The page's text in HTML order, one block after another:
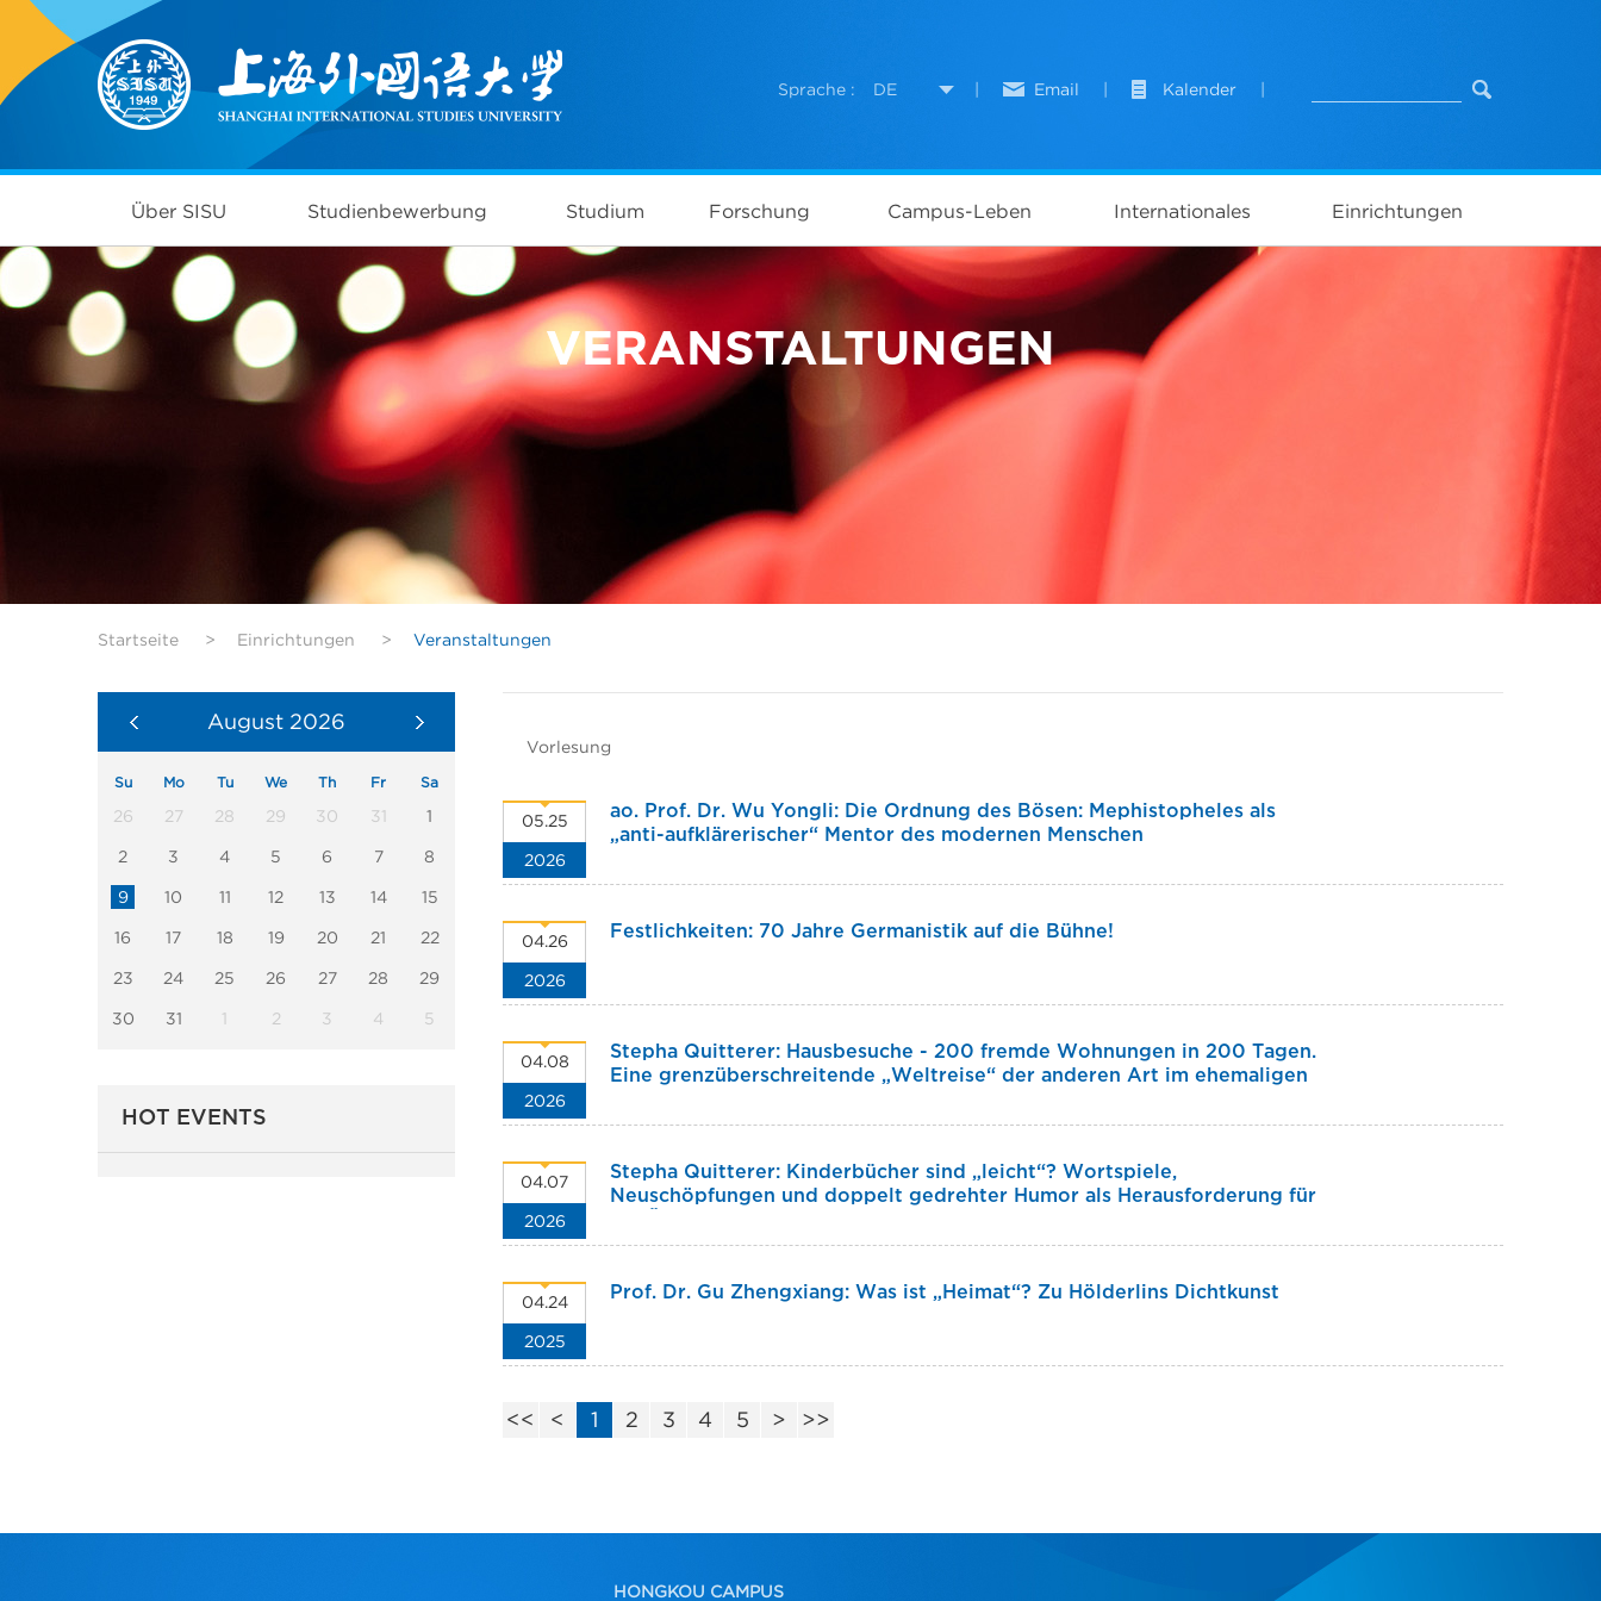
Sprache : DE Email Kalender
Über SISU Studienbewerbung Studium Forschung Campus-Leben Internationales Einrichtungen
VERANSTALTUNGEN
Startseite > Einrichtungen > Veranstaltungen
August 2026
Su Mo Tu We Th Fr Sa
26 27 28 29 30 31 1
2 3 4 5 6 7 8
9 10 11 12 13 14 15
16 17 18 19 20 21 22
23 24 25 26 27 28 29
30 31 1 2 3 4 5
HOT EVENTS
Vorlesung
05.25
2026
ao. Prof. Dr. Wu Yongli: Die Ordnung des Bösen: Mephistopheles als
„anti-aufklärerischer“ Mentor des modernen Menschen
04.26
2026
Festlichkeiten: 70 Jahre Germanistik auf die Bühne!
04.08
2026
Stepha Quitterer: Hausbesuche - 200 fremde Wohnungen in 200 Tagen.
Eine grenzüberschreitende „Weltreise“ der anderen Art im ehemaligen
04.07
2026
Stepha Quitterer: Kinderbücher sind „leicht“? Wortspiele,
Neuschöpfungen und doppelt gedrehter Humor als Herausforderung für
04.24
2025
Prof. Dr. Gu Zhengxiang: Was ist „Heimat“? Zu Hölderlins Dichtkunst
<< < 1 2 3 4 5 > >>
HONGKOU CAMPUS